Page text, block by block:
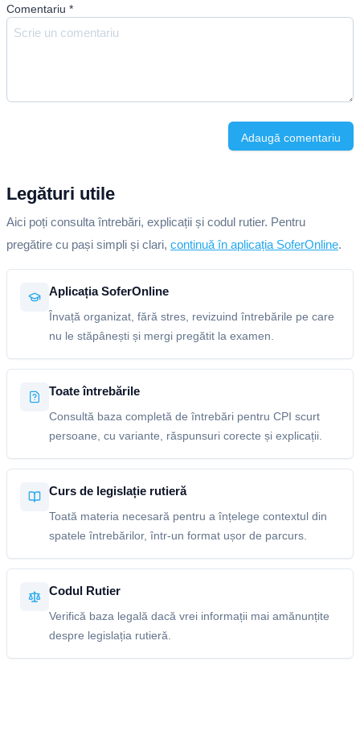
Comentariu *
Adaugă comentariu
Legături utile
Aici poți consulta întrebări, explicații și codul rutier. Pentru
pregătire cu pași simpli și clari, continuă în aplicația SoferOnline.
Aplicația SoferOnline
Învață organizat, fără stres, revizuind întrebările pe care
nu le stăpânești și mergi pregătit la examen.
Toate întrebările
Consultă baza completă de întrebări pentru CPI scurt
persoane, cu variante, răspunsuri corecte și explicații.
Curs de legislație rutieră
Toată materia necesară pentru a înțelege contextul din
spatele întrebărilor, într-un format ușor de parcurs.
Codul Rutier
Verifică baza legală dacă vrei informații mai amănunțite
despre legislația rutieră.